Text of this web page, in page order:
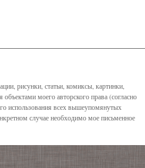
рисунки, статьи, комиксы, картинки,
моего авторского права (согласно
использования всех вышеупомянутых
случае необходимо мое письменное